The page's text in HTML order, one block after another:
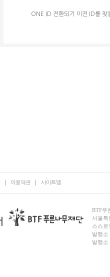
ONE ID 전환되기 이전 ID를 찾
이용약관 사이트맵
BTF푸
서울
스스로
발행소
발행소